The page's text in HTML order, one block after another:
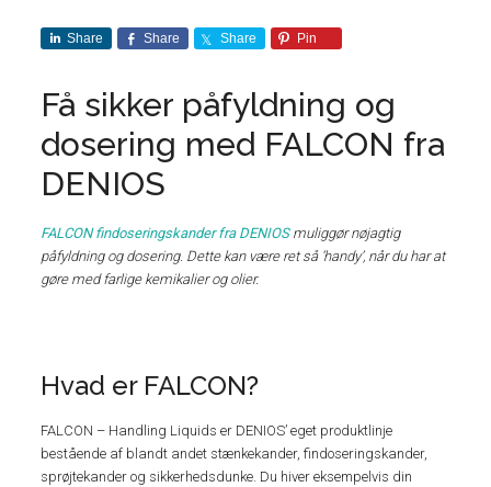
Share Share Share Pin
Få sikker påfyldning og
dosering med FALCON fra
DENIOS
FALCON findoseringskander fra DENIOSmuliggør nøjagtig
påfyldning og dosering. Dette kan være ret så ’handy’, når du har at
gøre med farlige kemikalier og olier.
Hvad er FALCON?
FALCON – Handling Liquids er DENIOS’ eget produktlinje
bestående af blandt andet stænkekander, findoseringskander,
sprøjtekander og sikkerhedsdunke. Du hiver eksempelvis din